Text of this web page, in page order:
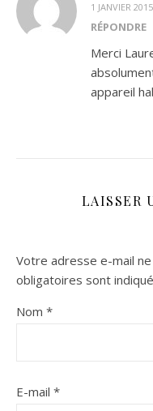
1 JANVIER
RÉPONDRE
Merci
appareil
LAISSER
Votre adresse e-mail
obligatoires sont
Nom *
E-mail *